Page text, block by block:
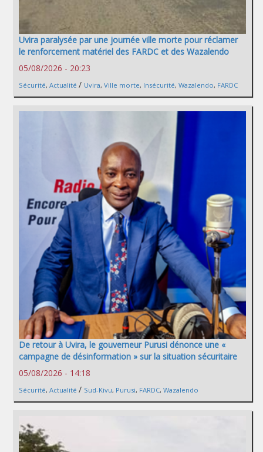
Uvira paralysée par une journée ville morte pour réclamer
le renforcement matériel des FARDC et des Wazalendo
05/08/2026 - 20:23
Sécurité, Actualité / Uvira, Ville morte, Insécurité, Wazalendo, FARDC
De retour à Uvira, le gouverneur Purusi dénonce une «
campagne de désinformation » sur la situation sécuritaire
05/08/2026 - 14:18
Sécurité, Actualité / Sud-Kivu, Purusi, FARDC, Wazalendo